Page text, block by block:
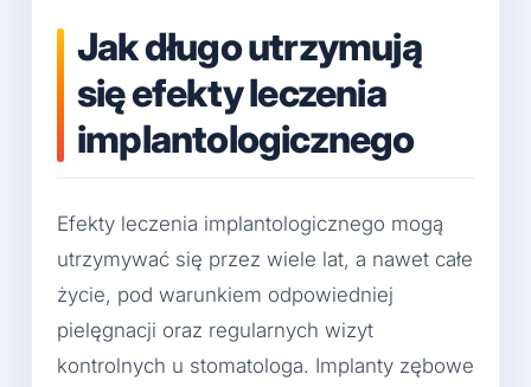
Jak długo utrzymują
się efekty leczenia
implantologicznego
Efekty leczenia implantologicznego mogą
utrzymywać się przez wiele lat, a nawet całe
życie, pod warunkiem odpowiedniej
pielęgnacji oraz regularnych wizyt
kontrolnych u stomatologa. Implanty zębowe